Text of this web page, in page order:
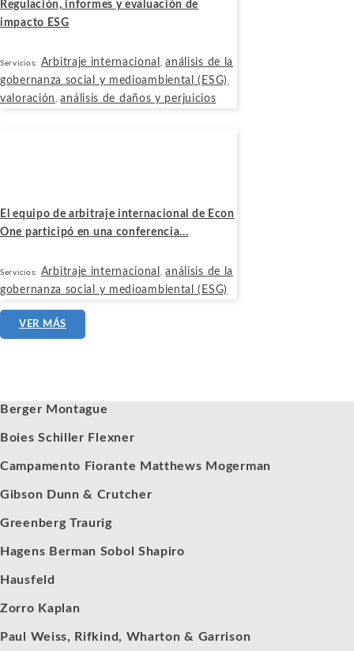
Regulación, informes y evaluación de
impacto ESG
Servicios: Arbitraje internacional ,análisis de la
gobernanza social y medioambiental (ESG)
valoración ,análisis de daños y perjuicios
El equipo de arbitraje internacional de Econ
One participó en una conferencia...
Servicios: Arbitraje internacional ,análisis de la
gobernanza social y medioambiental (ESG)
VER MÁS
Berger Montague
Boies Schiller Flexner
Campamento Fiorante Matthews Mogerman
Gibson Dunn & Crutcher
Greenberg Traurig
Hagens Berman Sobol Shapiro
Hausfeld
Zorro Kaplan
Paul Weiss, Rifkind, Wharton & Garrison